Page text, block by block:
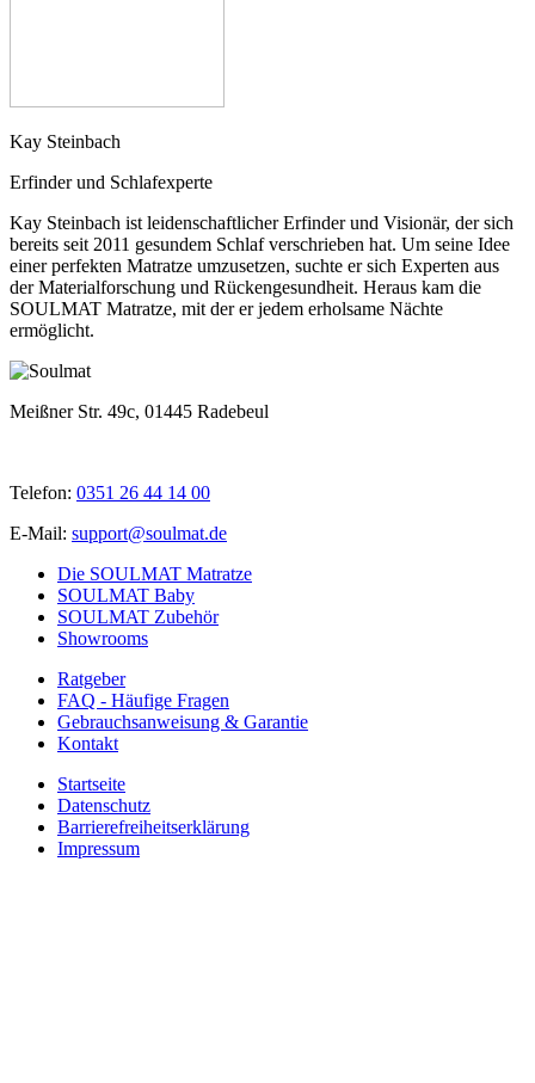
Kay Steinbach
Erfinder und Schlafexperte
Kay Steinbach ist leidenschaftlicher Erfinder und Visionär, der sich
bereits seit 2011 gesundem Schlaf verschrieben hat. Um seine Idee
einer perfekten Matratze umzusetzen, suchte er sich Experten aus
der Materialforschung und Rückengesundheit. Heraus kam die
SOULMAT Matratze, mit der er jedem erholsame Nächte
ermöglicht.
Meißner Str. 49c, 01445 Radebeul
Telefon: 0351 26 44 14 00
E-Mail: support@soulmat.de
Die SOULMAT Matratze
SOULMAT Baby
SOULMAT Zubehör
Showrooms
Ratgeber
FAQ - Häufige Fragen
Gebrauchsanweisung & Garantie
Kontakt
Startseite
Datenschutz
Barrierefreiheitserklärung
Impressum